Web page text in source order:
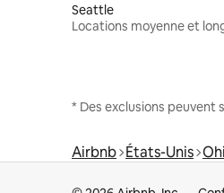
Seattle
* Des exclusions
Airbnb États-Unis